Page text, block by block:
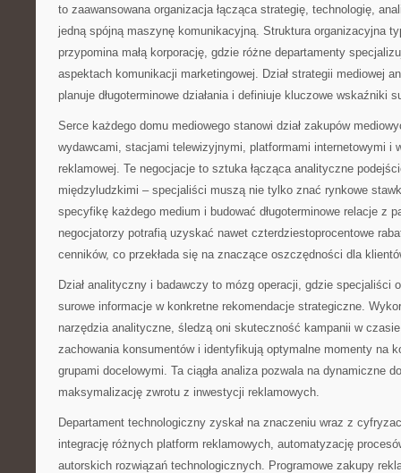
to zaawansowana organizacja łącząca strategię, technologię,
jedną spójną maszynę komunikacyjną. Struktura organizacyjna
przypomina małą korporację, gdzie różne departamenty
aspektach komunikacji marketingowej. Dział strategii mediowej
planuje długoterminowe działania i definiuje kluczowe wskaźniki
Serce każdego domu mediowego stanowi dział zakupów
wydawcami, stacjami telewizyjnymi, platformami internetowymi i
reklamowej. Te negocjacje to sztuka łącząca analityczne
międzyludzkimi – specjaliści muszą nie tylko znać rynkowe
specyfikę każdego medium i budować długoterminowe relacje z
negocjatorzy potrafią uzyskać nawet czterdziestoprocentowe
cenników, co przekłada się na znaczące oszczędności dla
Dział analityczny i badawczy to mózg operacji, gdzie specjaliści
surowe informacje w konkretne rekomendacje strategiczne.
narzędzia analityczne, śledzą oni skuteczność kampanii w
zachowania konsumentów i identyfikują optymalne momenty na
grupami docelowymi. Ta ciągła analiza pozwala na dynamiczne
maksymalizację zwrotu z inwestycji reklamowych.
Departament technologiczny zyskał na znaczeniu wraz z
integrację różnych platform reklamowych, automatyzację
autorskich rozwiązań technologicznych. Programowe zakupy